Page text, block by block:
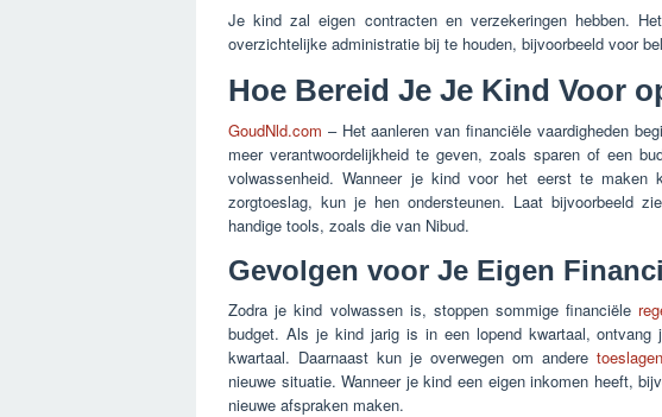
Je kind zal eigen contracten en verzekeringen hebben.
overzichtelijke administratie bij te houden, bijvoorbeeld voor
Hoe Bereid Je Je Kind Voor
GoudNld.com – Het aanleren van financiële vaardigheden
meer verantwoordelijkheid te geven, zoals sparen of een
volwassenheid. Wanneer je kind voor het eerst te
zorgtoeslag, kun je hen ondersteunen. Laat bijvoorbeeld
handige tools, zoals die van Nibud.
Gevolgen voor Je Eigen
Zodra je kind volwassen is, stoppen sommige financiële
budget. Als je kind jarig is in een lopend kwartaal,
kwartaal. Daarnaast kun je overwegen om andere toeslagen
nieuwe situatie. Wanneer je kind een eigen inkomen heeft,
nieuwe afspraken maken.